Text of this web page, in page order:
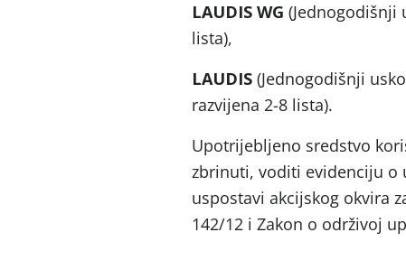
LAUDIS WG
lista),
LAUDIS (Jednogodišnji
razvijena 2-8 lista).
Upotrijebljeno sredstvo
zbrinuti, voditi evidenciju o
uspostavi akcijskog okvira
142/12 i Zakon o održivoj